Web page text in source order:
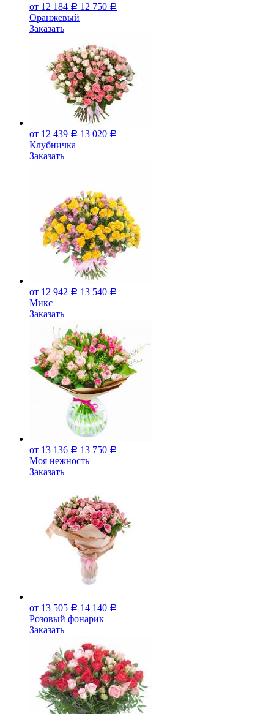
от 12 184 Р 12 750 Р
Оранжевый
Заказать
от 12 439 Р 13 020 Р
Клубничка
Заказать
от 12 942 Р 13 540 Р
Микс
Заказать
от 13 136 Р 13 750 Р
Моя нежность
Заказать
от 13 505 Р 14 140 Р
Розовый фонарик
Заказать